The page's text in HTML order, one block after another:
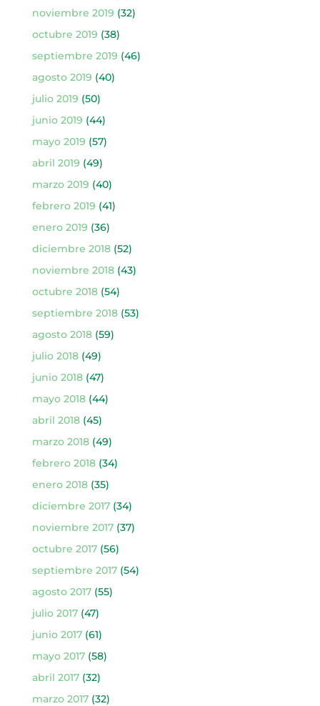
noviembre 2019 (32)
octubre 2019 (38)
septiembre 2019 (46)
agosto 2019 (40)
julio 2019 (50)
junio 2019 (44)
mayo 2019 (57)
abril 2019 (49)
marzo 2019 (40)
febrero 2019 (41)
enero 2019 (36)
diciembre 2018(52)
noviembre 2018(43)
octubre 2018(54)
septiembre 2018(53)
agosto 2018(59)
julio 2018(49)
junio 2018(47)
mayo 2018(44)
abril 2018(45)
marzo 2018(49)
febrero 2018(34)
enero 2018(35)
diciembre 2017(34)
noviembre 2017(37)
octubre 2017(56)
septiembre 2017(54)
agosto 2017(55)
julio 2017(47)
junio 2017(61)
mayo 2017(58)
abril 2017(32)
marzo 2017(32)